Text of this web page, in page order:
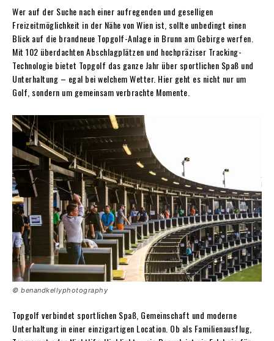
Wer auf der Suche nach einer aufregenden und geselligen
Freizeitmöglichkeit in der Nähe von Wien ist, sollte unbedingt einen
Blick auf die brandneue Topgolf-Anlage in Brunn am Gebirge werfen.
Mit 102 überdachten Abschlagplätzen und hochpräziser Tracking-
Technologie bietet Topgolf das ganze Jahr über sportlichen Spaß und
Unterhaltung – egal bei welchem Wetter. Hier geht es nicht nur um
Golf, sondern um gemeinsam verbrachte Momente.
© benandkellyphotography
Topgolf verbindet sportlichen Spaß, Gemeinschaft und moderne
Unterhaltung in einer einzigartigen Location. Ob als Familienausflug,